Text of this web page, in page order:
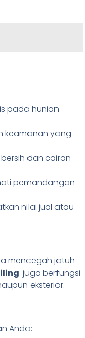
pada hunian
keamanan yang
dan cairan
pemandangan
nilai jual atau
mencegah jatuh
juga berfungsi
eksterior.
Anda: